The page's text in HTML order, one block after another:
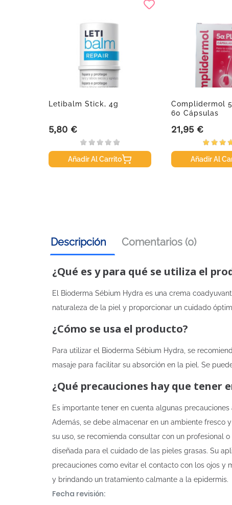
Letibalm Stick, 4g
Precio
5,80 €
Añadir Al Carrito
Complidermol
60 Cápsulas
Precio
21,95 €
Añadir Al
Descripción Comentarios (0)
¿Qué es y para qué se utiliza el
El Bioderma Sébium Hydra es una crema
naturaleza de la piel y proporcionar un cuidado
¿Cómo se usa el producto?
Para utilizar el Bioderma Sébium Hydra, se
masaje para facilitar su absorción en la piel. Se
¿Qué precauciones hay que tener
Es importante tener en cuenta algunas
Además, se debe almacenar en un ambiente fresco
su uso, se recomienda consultar con un profesional
diseñada para el cuidado de las pieles grasas. Su
precauciones como evitar el contacto con los ojos y
y brindando un tratamiento calmante a la epidermis.
Fecha revisión: